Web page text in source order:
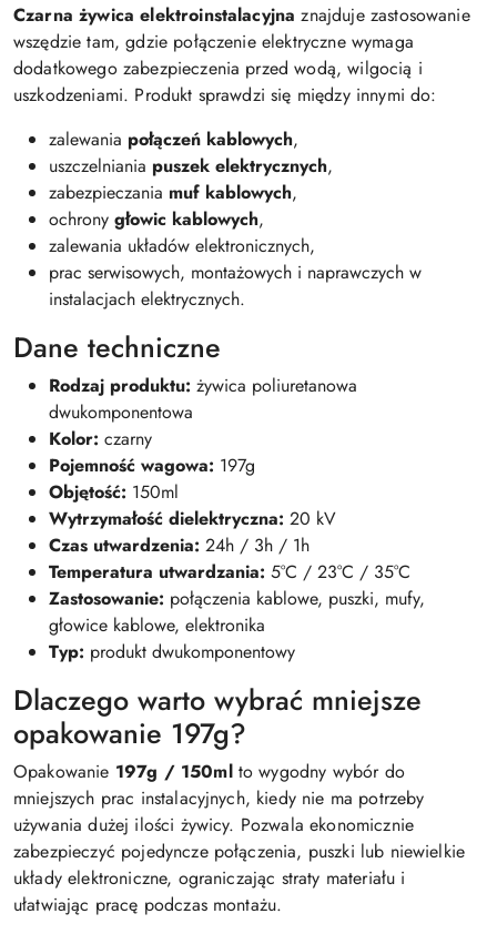
Czarna żywica elektroinstalacyjna znajduje zastosowanie
wszędzie tam, gdzie połączenie elektryczne wymaga
dodatkowego zabezpieczenia przed wodą, wilgocią i
uszkodzeniami. Produkt sprawdzi się między innymi do:
zalewania połączeń kablowych,
uszczelniania puszek elektrycznych,
zabezpieczania muf kablowych,
ochrony głowic kablowych,
zalewania układów elektronicznych,
prac serwisowych, montażowych i naprawczych w
instalacjach elektrycznych.
Dane techniczne
Rodzaj produktu: żywica poliuretanowa
dwukomponentowa
Kolor: czarny
Pojemność wagowa: 197g
Objętość: 150ml
Wytrzymałość dielektryczna: 20 kV
Czas utwardzenia: 24h / 3h / 1h
Temperatura utwardzania: 5°C / 23°C / 35°C
Zastosowanie: połączenia kablowe, puszki, mufy,
głowice kablowe, elektronika
Typ: produkt dwukomponentowy
Dlaczego warto wybrać mniejsze
opakowanie 197g?
Opakowanie 197g / 150mlto wygodny wybór do
mniejszych prac instalacyjnych, kiedy nie ma potrzeby
używania dużej ilości żywicy. Pozwala ekonomicznie
zabezpieczyć pojedyncze połączenia, puszki lub niewielkie
układy elektroniczne, ograniczając straty materiału i
ułatwiając pracę podczas montażu.